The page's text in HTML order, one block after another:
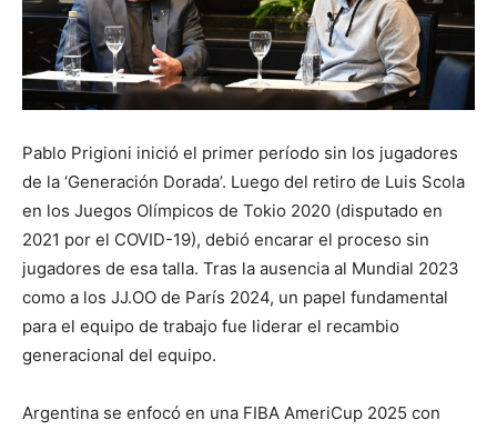
Pablo Prigioni inició el primer período sin los jugadores
de la ‘Generación Dorada’. Luego del retiro de Luis Scola
en los Juegos Olímpicos de Tokio 2020 (disputado en
2021 por el COVID-19), debió encarar el proceso sin
jugadores de esa talla. Tras la ausencia al Mundial 2023
como a los JJ.OO de París 2024, un papel fundamental
para el equipo de trabajo fue liderar el recambio
generacional del equipo.
Argentina se enfocó en una FIBA AmeriCup 2025 con